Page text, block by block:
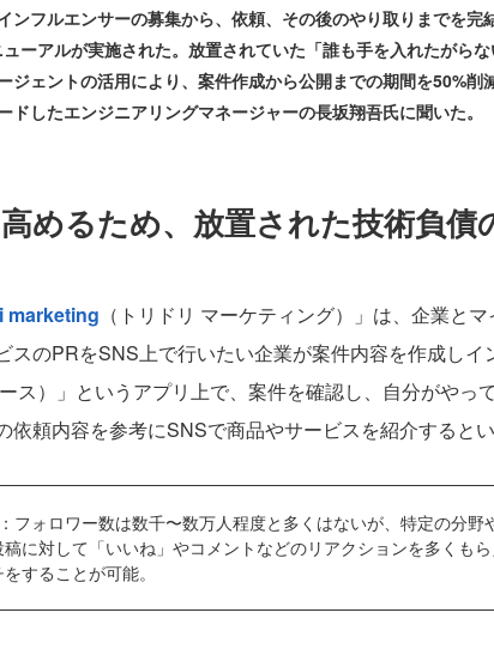
ンフルエンサーの募集から、依頼、その後のやり取りまでを
ーアルが実施された。放置されていた「誰も手を入れたがら
ジェントの活用により、案件作成から公開までの期間を50%
したエンジニアリングマネージャーの長坂翔吾氏に聞いた。
めるため、放置された技術負債
marketing （トリドリ マーケティング）」は、企業と
スのPRをSNS上で行いたい企業が案件内容を作成し
ース）」というアプリ上で、案件を確認し、自分がや
頼内容を参考にSNSで商品やサービスを紹介するとい
フォロワー数は数千〜数万人程度と多くはないが、特定の分
に対して「いいね」やコメントなどのリアクションを多くも
することが可能。